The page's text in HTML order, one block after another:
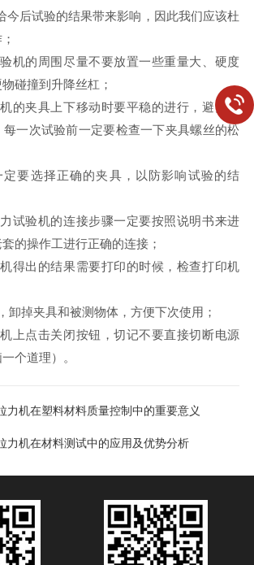
今后试验的结果带来影响，因此我们应该杜
机的周围尽量不要放置一些重量大、硬度
碰撞到升降丝杠；
的夹具上下移动时要平稳的进行，避免和
一次试验前一定要检查一下夹具螺丝的松
要选择正确的夹具，以防影响试验的结
试验机的连接步骤一定要按照说明书来进
的操作工进行正确的连接；
得出的结果需要打印的时候，检查打印机
卸掉夹具和被测物体，方便下次使用；
上点击关闭按钮，切记不要直接切断电源
个道理）。
力机在塑料材料质量控制中的重要意义
力机在材料测试中的应用及优势分析